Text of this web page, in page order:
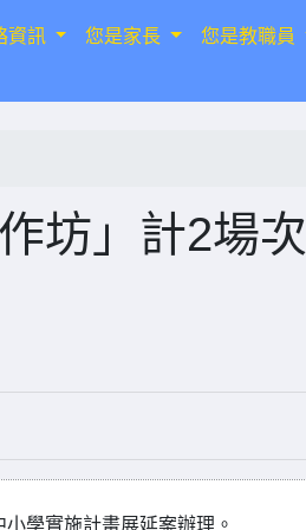
資訊 您是家長 您是教職員
坊」計2場次
學實施計畫展延案辦理。